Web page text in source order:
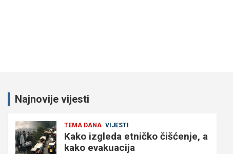
Najnovije vijesti
TEMA DANA VIJESTI
Kako izgleda etničko čišćenje, a
kako evakuacija